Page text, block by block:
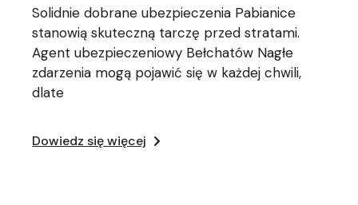
Solidnie dobrane ubezpieczenia Pabianice
stanowią skuteczną tarczę przed stratami.
Agent ubezpieczeniowy Bełchatów Nagłe
zdarzenia mogą pojawić się w każdej chwili,
dlate
Dowiedz się więcej